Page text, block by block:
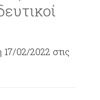
02/2022 στις